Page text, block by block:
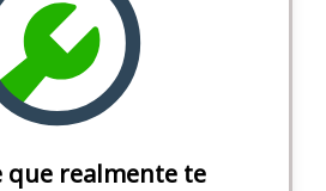
que realmente te